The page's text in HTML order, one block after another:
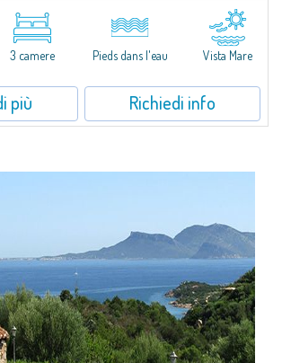
una delle rare ville pieds dans l'eau di Porto Rafael
mare, pontile privato e vista incredibile
La villa è sensibilmente...
3 camere Pieds dans l'eau Vista Mare
più Richiedi info